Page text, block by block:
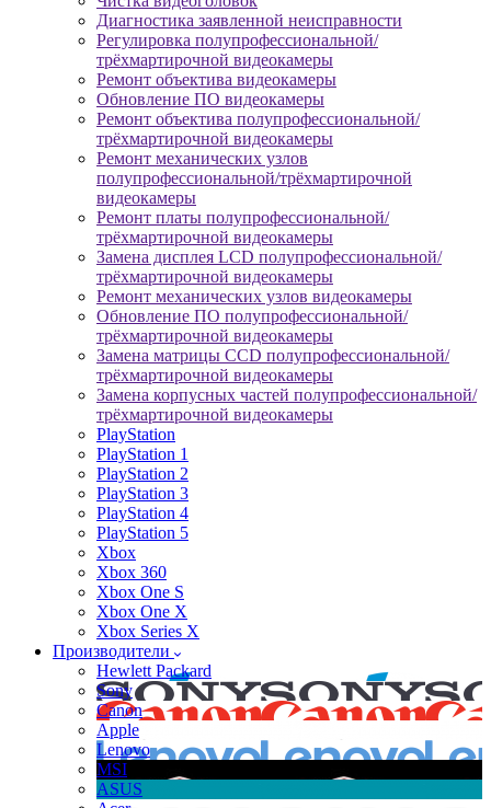
Диагностика заявленной неисправности
Регулировка полупрофессиональной/
трёхмартирочной видеокамеры
Ремонт объектива видеокамеры
Обновление ПО видеокамеры
Ремонт объектива полупрофессиональной/
трёхмартирочной видеокамеры
Ремонт механических узлов
полупрофессиональной/трёхмартирочной
видеокамеры
Ремонт платы полупрофессиональной/
трёхмартирочной видеокамеры
Замена дисплея LCD полупрофессиональной/
трёхмартирочной видеокамеры
Ремонт механических узлов видеокамеры
Обновление ПО полупрофессиональной/
трёхмартирочной видеокамеры
Замена матрицы CCD полупрофессиональной/
трёхмартирочной видеокамеры
Замена корпусных частей полупрофессиональной/
трёхмартирочной видеокамеры
PlayStation
PlayStation 1
PlayStation 2
PlayStation 3
PlayStation 4
PlayStation 5
Xbox
Xbox 360
Xbox One S
Xbox One X
Xbox Series X
Производители
Hewlett Packard
Sony
Canon
Apple
Lenovo
MSI
ASUS